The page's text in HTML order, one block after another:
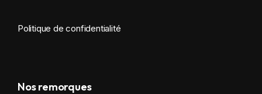
Politique de confidentialité
Nos remorques